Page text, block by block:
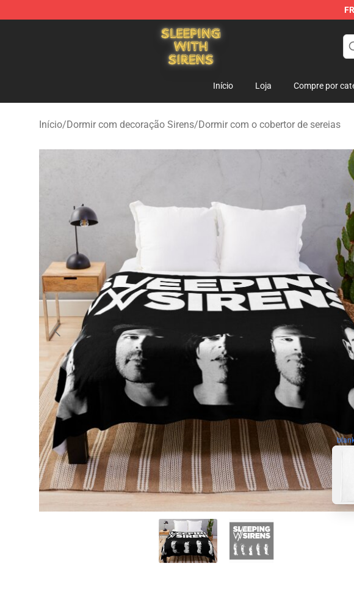
Sleeping With Sirens Store - Official Sleeping With Sirens Merchandise
Início Loja Compre por
Início/Dormir com decoração Sirens/Dormir com o cobertor de sereias